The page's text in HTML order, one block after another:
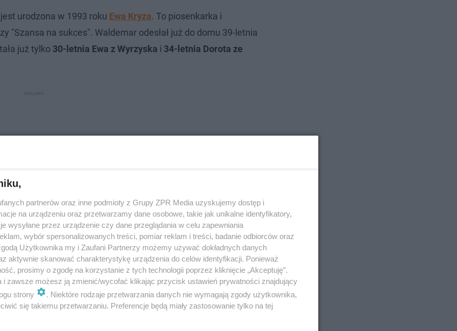
urodzona w 1993 roku Ewa Kryza. To piosenkarka i
na sukces". Waldemar odesłał już do domu 39-letnia
już tylko 30-letnia Ewa z Wyrzyska i 34-letnia Dorota ze
Rolnik szuka żony
Tutaj uwije sobie gniazdko z Ewą?
partnerów oraz inne podmioty z Grupy ZPR Media uzyskujemy dostęp i
na urządzeniu oraz przetwarzamy dane osobowe, takie jak unikalne identyfikatory,
wysyłane przez urządzenie czy dane przeglądania w celu zapewniania
wybór spersonalizowanych treści, pomiar reklam i treści, badanie odbiorców oraz
Użytkownika my i Zaufani Partnerzy możemy używać dokładnych danych
aktywnie skanować charakterystykę urządzenia do celów identyfikacji. Ponieważ
prosimy o zgodę na korzystanie z tych technologii poprzez kliknięcie „Akceptuję”.
i zawsze możesz ją zmienić/wycofać klikając przycisk ustawień prywatności znajdujący
strony
. Niektóre rodzaje przetwarzania danych nie wymagają zgody użytkownika,
się takiemu przetwarzaniu. Preferencje będą miały zastosowanie tylko na tej